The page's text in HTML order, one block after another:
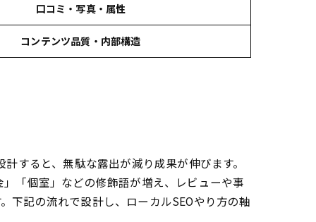
口コミ・写真・属性
コンテンツ品質・内部構造
すると、無駄な露出が減り成果が伸びます。
「個室」などの修飾語が増え、レビューや事
下記の流れで設計し、ローカルSEOやり方の軸